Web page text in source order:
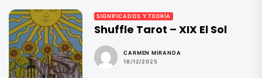
SIGNIFICADOS Y TEORÍA
Shuffle Tarot – XIX El Sol
CARMEN MIRANDA
18/12/2025